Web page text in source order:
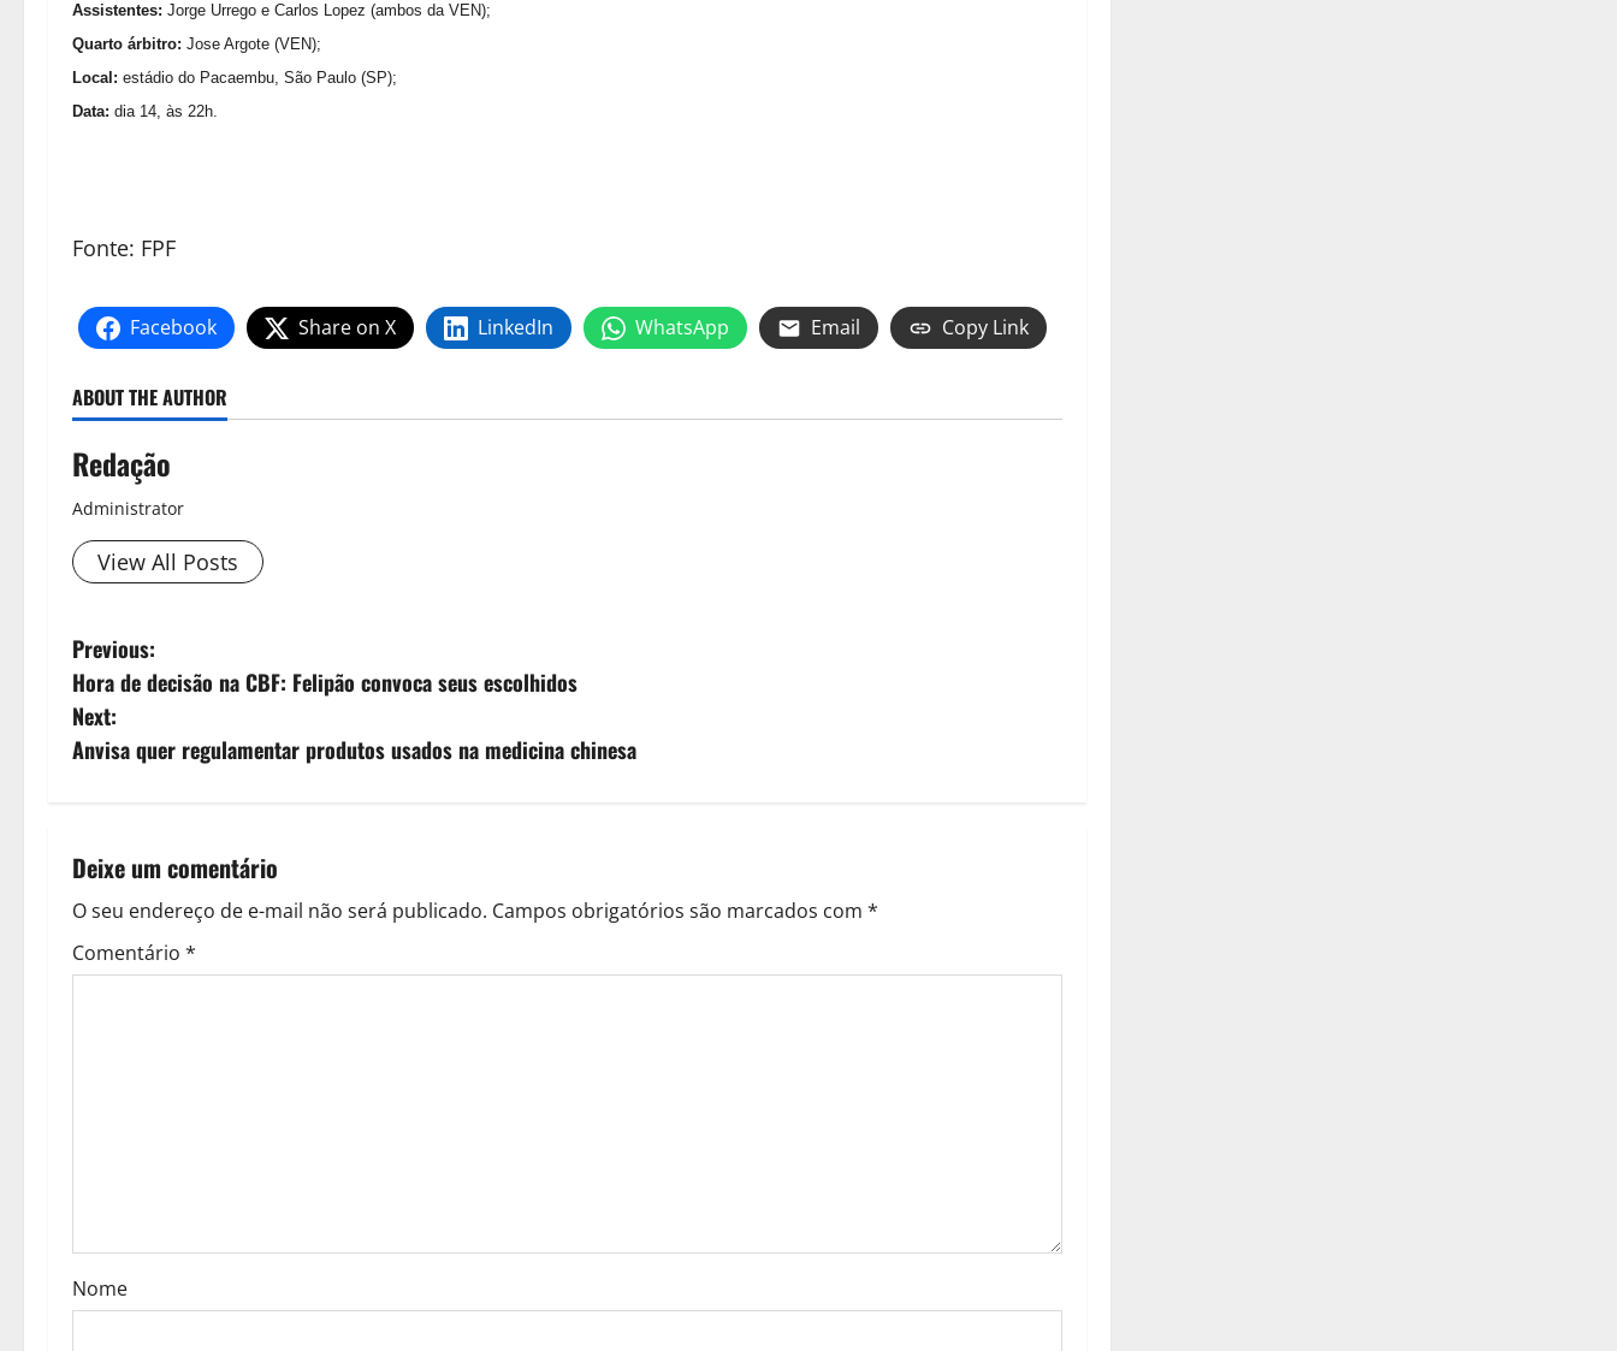
Assistentes: Jorge Urrego e Carlos Lopez (ambos da VEN);
Quarto árbitro: Jose Argote (VEN);
Local: estádio do Pacaembu, São Paulo (SP);
Data: dia 14, às 22h.
Fonte: FPF
Facebook Share on X LinkedIn WhatsApp Email Copy Link
ABOUT THE AUTHOR
Redação
Administrator
View All Posts
Previous:
Hora de decisão na CBF: Felipão convoca seus escolhidos
Next:
Anvisa quer regulamentar produtos usados na medicina chinesa
Deixe um comentário
O seu endereço de e-mail não será publicado. Campos obrigatórios são marcados com *
Comentário *
Nome